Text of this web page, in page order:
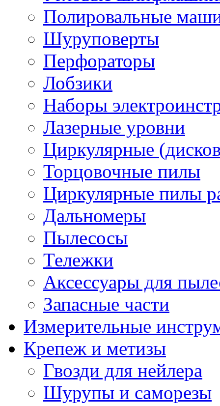
Полировальные
Шуруповерты
Перфораторы
Лобзики
Наборы
Лазерные уровни
Циркулярные
Торцовочные пилы
Циркулярные пилы
Дальномеры
Пылесосы
Тележки
Аксессуары для
Запасные части
Измерительные
Крепеж и метизы
Гвозди для нейлера
Шурупы и саморезы